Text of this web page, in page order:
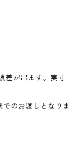
差が出ます。実寸
のお渡しとなりま